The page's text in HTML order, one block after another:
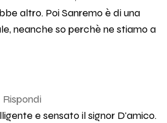
altro. Poi Sanremo è di una
neanche so perchè ne stiamo a
Rispondi
e sensato il signor D'amico.